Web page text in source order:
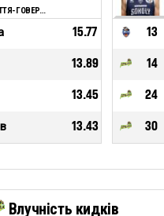
ПРИКАРПАТТЯ-ГОВЕРЛА-КФВ (Івано-Франківськ)
15.77
13.89
13.45
13.43
13
14
24
30
Влучність кидків